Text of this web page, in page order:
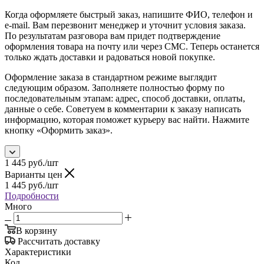
Когда оформляете быстрый заказ, напишите ФИО, телефон и
e-mail. Вам перезвонит менеджер и уточнит условия заказа.
По результатам разговора вам придет подтверждение
оформления товара на почту или через СМС. Теперь останется
только ждать доставки и радоваться новой покупке.
Оформление заказа в стандартном режиме выглядит
следующим образом. Заполняете полностью форму по
последовательным этапам: адрес, способ доставки, оплаты,
данные о себе. Советуем в комментарии к заказу написать
информацию, которая поможет курьеру вас найти. Нажмите
кнопку «Оформить заказ».
1 445 руб./шт
Варианты цен
1 445 руб./шт
Подробности
Много
В корзину
Рассчитать доставку
Характеристики